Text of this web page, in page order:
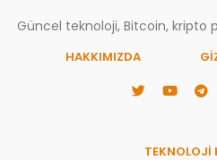
Güncel teknoloji, Bitcoin, kripto
HAKKIMIZDA
TEKNOLOJİ